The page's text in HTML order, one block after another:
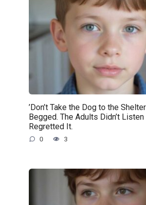
’Don’t Take the Dog to the
Begged. The Adults Didn’t
Regretted It.
0 3